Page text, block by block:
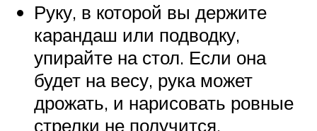
Руку, в которой вы держите
карандаш или подводку,
упирайте на стол. Если она
будет на весу, рука может
дрожать, и нарисовать ровные
стрелки не получится.